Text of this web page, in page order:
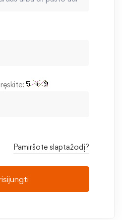
Pamiršote slaptažodį?